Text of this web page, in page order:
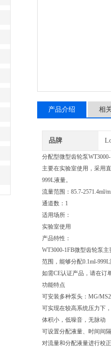
产品介绍 相
品牌
分配型微型齿轮泵
主要在实验室使用，采用
999L液量。
流量范围：85.7-2571.4ml/
通道数：1
适用场所：
实验室使用
产品特性：
WT3000-1FB微型齿轮泵
范围，能够分配0.1ml-
如需CE认证产品，请在订
功能特点
可安装多种泵头：MG/
可实现在较高系统压力下
体积小，低噪音，无脉动
可设置分配液量、时间间
对流量和分配液量进行校